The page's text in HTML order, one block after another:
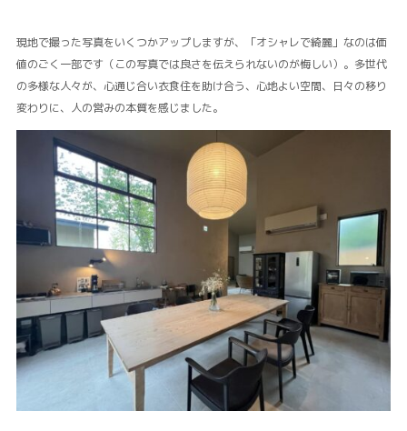
現地で撮った写真をいくつかアップしますが、「オシャレで綺麗」なのは価
値のごく一部です（この写真では良さを伝えられないのが悔しい）。多世代
の多様な人々が、心通じ合い衣食住を助け合う、心地よい空間、日々の移り
変わりに、人の営みの本質を感じました。